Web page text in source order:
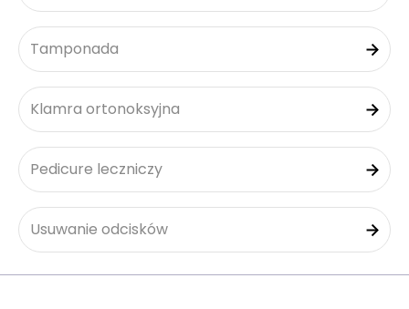
Tamponada
Klamra ortonoksyjna
Pedicure leczniczy
Usuwanie odcisków